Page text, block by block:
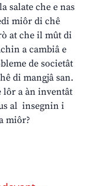
salate che e nas
miôr di chê
at che il mût di
a cambiâ e
de societât
di mangjâ san.
lôr a àn inventât
al insegnin i
miôr?